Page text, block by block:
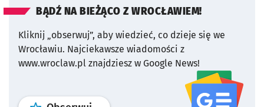
BĄDŹ NA BIEŻĄCO Z WROCŁAWIEM!
Kliknij „obserwuj”, aby wiedzieć, co dzieje się we
Wrocławiu. Najciekawsze wiadomości z
www.wroclaw.pl znajdziesz w Google News!